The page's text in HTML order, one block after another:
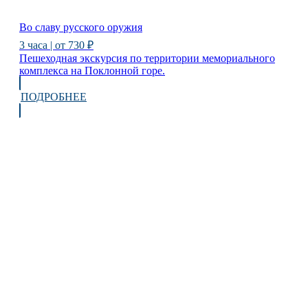
Во славу русского оружия
3 часа | от 730 ₽
Пешеходная экскурсия по территории мемориального
комплекса на Поклонной горе.
ПОДРОБНЕЕ